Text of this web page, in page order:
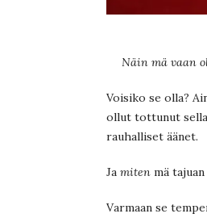
Näin mä vaan
Voisiko se olla?
ollut tottunut
rauhalliset äänet.
Ja miten mä
Varmaan se